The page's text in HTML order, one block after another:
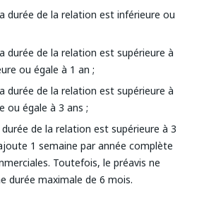
durée de la relation est inférieure ou
durée de la relation est supérieure à
ou égale à 1 an ;
durée de la relation est supérieure à
ou égale à 3 ans ;
de la relation est supérieure à 3
1 semaine par année complète
Toutefois, le préavis ne
durée maximale de 6 mois.